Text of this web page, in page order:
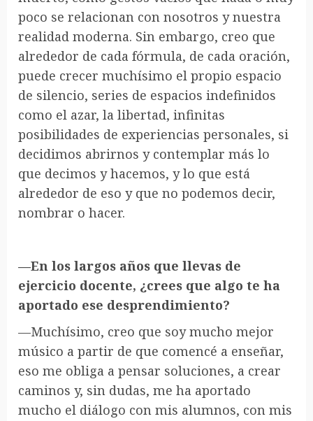
poco se relacionan con nosotros y nuestra
realidad moderna. Sin embargo, creo que
alrededor de cada fórmula, de cada oración,
puede crecer muchísimo el propio espacio
de silencio, series de espacios indefinidos
como el azar, la libertad, infinitas
posibilidades de experiencias personales, si
decidimos abrirnos y contemplar más lo
que decimos y hacemos, y lo que está
alrededor de eso y que no podemos decir,
nombrar o hacer.
—En los largos años que llevas de
ejercicio docente, ¿crees que algo te ha
aportado ese desprendimiento?
—Muchísimo, creo que soy mucho mejor
músico a partir de que comencé a enseñar,
eso me obliga a pensar soluciones, a crear
caminos y, sin dudas, me ha aportado
mucho el diálogo con mis alumnos, con mis